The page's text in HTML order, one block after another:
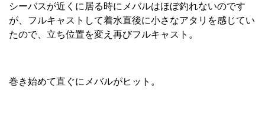
シーバスが近くに居る時にメバルはほぼ釣れないのです
が、フルキャストして着水直後に小さなアタリを感じてい
たので、立ち位置を変え再びフルキャスト。
巻き始めて直ぐにメバルがヒット。